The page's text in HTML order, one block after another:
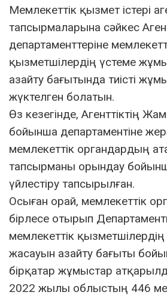
Мемлекеттік қызмет істері
тапсырмаларына сәйкес
департаменттеріне
қызметшілердің үстеме
азайту бағытында тиісті
жүктелген болатын.
Өз кезегінде, Агенттіктің
бойынша департаментіне
мемлекеттік органдардың
тапсырманы орындау
үйлестіру тапсырылған.
Осыған орай, мемлекеттік
бірлесе отырып
мемлекеттік
жасауын азайту бағыты
бірқатар жұмыстар
2022 жылы облыстың 446